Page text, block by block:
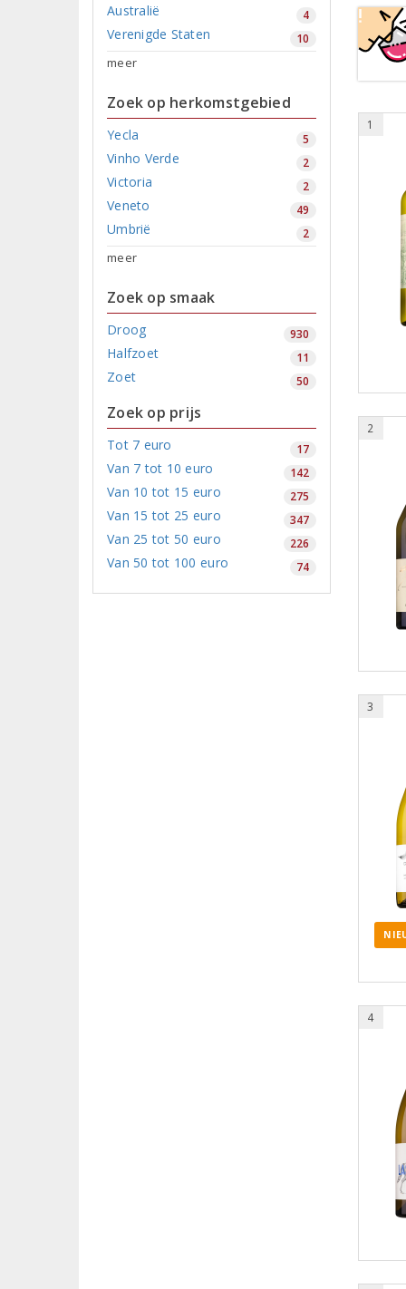
Australië 4
Verenigde Staten 10
meer
Zoek op herkomstgebied
Yecla 5
Vinho Verde 2
Victoria 2
Veneto 49
Umbrië 2
meer
Zoek op smaak
Droog 930
Halfzoet 11
Zoet 50
Zoek op prijs
Tot 7 euro 17
Van 7 tot 10 euro 142
Van 10 tot 15 euro 275
Van 15 tot 25 euro 347
Van 25 tot 50 euro 226
Van 50 tot 100 euro 74
1
2
3
4